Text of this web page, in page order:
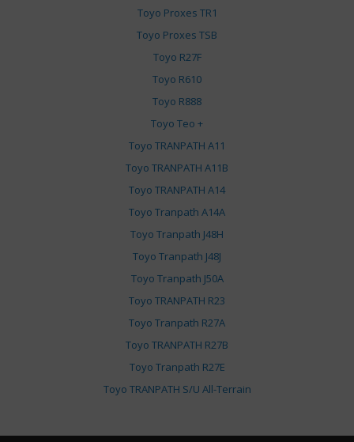
Toyo Proxes TR1
Toyo Proxes TSB
Toyo R27F
Toyo R610
Toyo R888
Toyo Teo +
Toyo TRANPATH A11
Toyo TRANPATH A11B
Toyo TRANPATH A14
Toyo Tranpath A14A
Toyo Tranpath J48H
Toyo Tranpath J48J
Toyo Tranpath J50A
Toyo TRANPATH R23
Toyo Tranpath R27A
Toyo TRANPATH R27B
Toyo Tranpath R27E
Toyo TRANPATH S/U All-Terrain